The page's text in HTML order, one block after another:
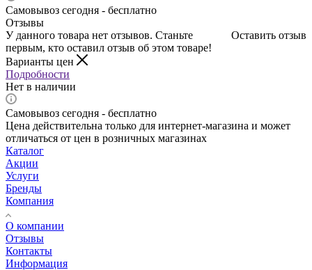
Самовывоз сегодня - бесплатно
Отзывы
Оставить отзыв
У данного товара нет отзывов. Станьте
первым, кто оставил отзыв об этом товаре!
Варианты цен
Подробности
Нет в наличии
Самовывоз сегодня - бесплатно
Цена действительна только для интернет-магазина и может
отличаться от цен в розничных магазинах
Каталог
Акции
Услуги
Бренды
Компания
О компании
Отзывы
Контакты
Информация